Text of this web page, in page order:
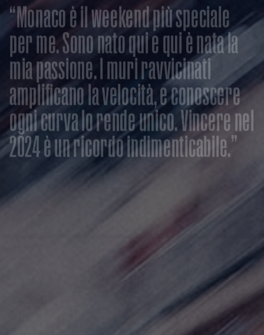
“Monacoèilweekendpiùspeciale
perme.Sononatoquiequiènatala
miapassione.Imuriravvicinati
amplificanolavelocità,econoscere
ognicurvalorendeunico.Vincerene
2024èunricordoindimenticabile.”